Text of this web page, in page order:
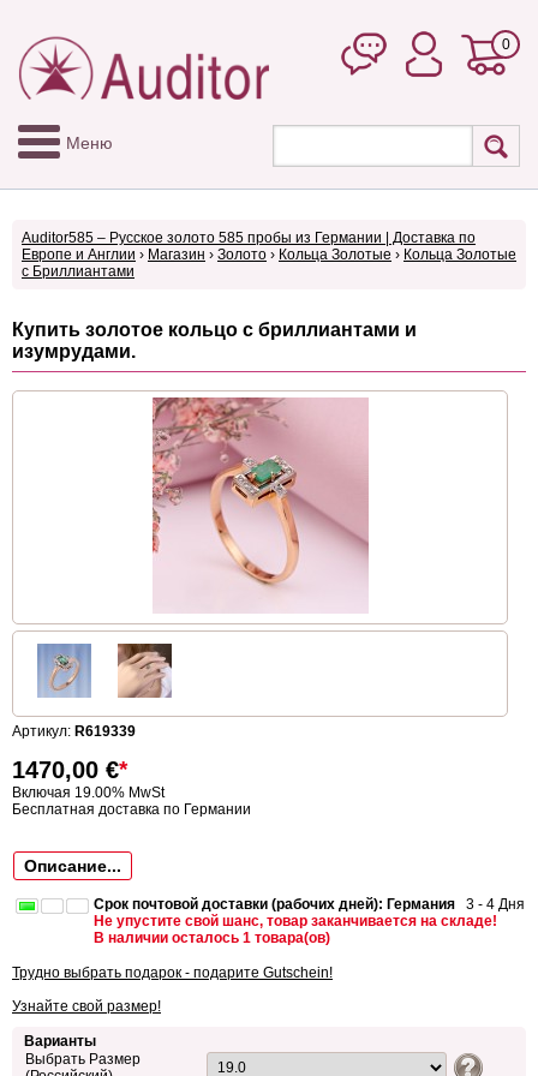
0
Меню
Auditor585 – Русское золото 585 пробы из Германии | Доставка по
Европе и Англии › Магазин › Золото › Кольца Золотые › Кольца Золотые
с Бриллиантами
Купить золотое кольцо с бриллиантами и
изумрудами.
Артикул: R619339
1470,00 €*
Включая 19.00% MwSt
Бесплатная доставка по Германии
Описание...
Срок почтовой доставки (рабочих дней): Германия 3 - 4 Дня
Не упустите свой шанс, товар заканчивается на складе!
В наличии осталось 1 товара(ов)
Трудно выбрать подарок - подарите Gutschein!
Узнайте свой размер!
Варианты
Выбрать Размер